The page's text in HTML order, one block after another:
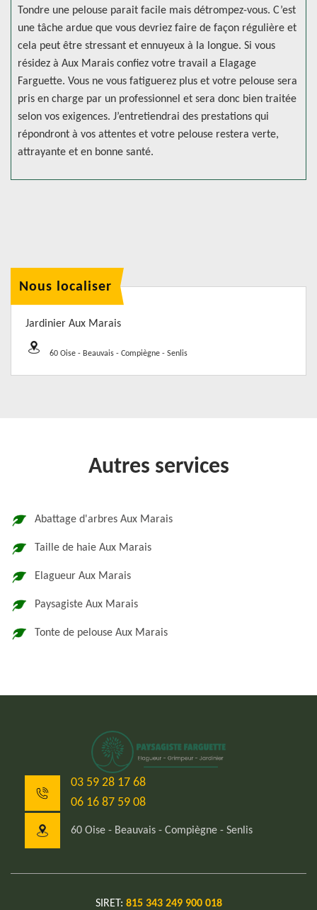
Tondre une pelouse parait facile mais détrompez-vous. C’est
une tâche ardue que vous devriez faire de façon régulière et
cela peut être stressant et ennuyeux à la longue. Si vous
résidez à Aux Marais confiez votre travail a Elagage
Farguette. Vous ne vous fatiguerez plus et votre pelouse sera
pris en charge par un professionnel et sera donc bien traitée
selon vos exigences. J’entretiendrai des prestations qui
répondront à vos attentes et votre pelouse restera verte,
attrayante et en bonne santé.
Nous localiser
Jardinier Aux Marais
60 Oise - Beauvais - Compiègne - Senlis
Autres services
Abattage d'arbres Aux Marais
Taille de haie Aux Marais
Elagueur Aux Marais
Paysagiste Aux Marais
Tonte de pelouse Aux Marais
03 59 28 17 68
06 16 87 59 08
60 Oise - Beauvais - Compiègne - Senlis
SIRET: 815 343 249 900 018